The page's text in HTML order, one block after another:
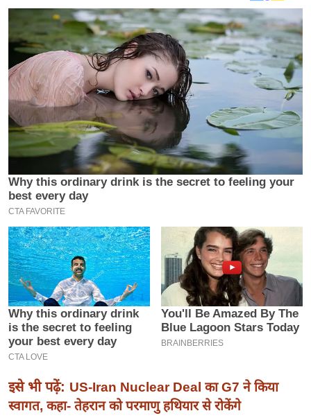
I
P
L
2
0
2
6
इ
म
ई
-
पे
प
र
मि
सा
ल
बे
मि
इसे भी पढ़ें: US-Iran Nuclear Deal का G7 ने किया
स्वागत, कहा- तेहरान को परमाणु हथियार से रोकेंगे